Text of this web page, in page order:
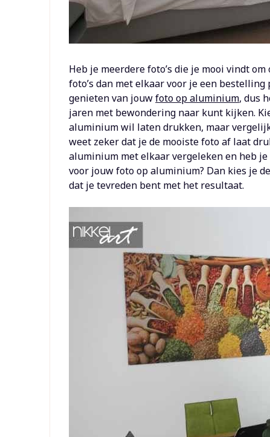
Heb je meerdere foto’s die je mooi vindt
foto’s dan met elkaar voor je een
genieten van jouwfoto op aluminium, dus
jaren met bewondering naar kunt kijken.
aluminium wil laten drukken, maar
weet zeker dat je de mooiste foto af laat
aluminium met elkaar vergeleken en heb
voor jouw foto op aluminium? Dan kies je
dat je tevreden bent met het resultaat.